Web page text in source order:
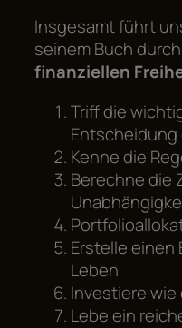
Insgesamt führt
seinem Buch durch
finanziellen
Triff die
Kenne die
Berechne die
Erstelle einen
Leben
Investiere wie
Lebe ein